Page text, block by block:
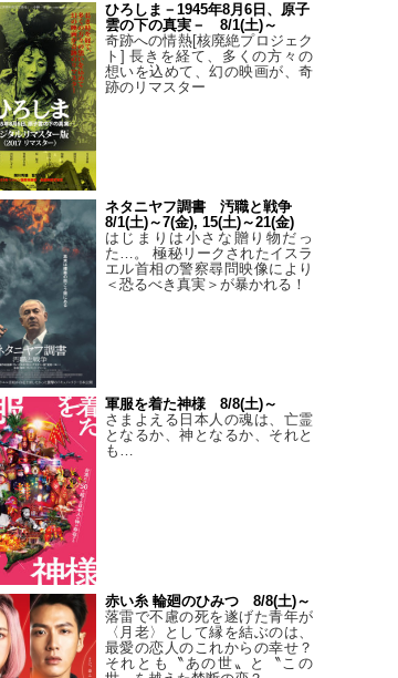
ひろしま－1945年8月6日、原子
雲の下の真実－ 8/1(土)～
奇跡への情熱[核廃絶プロジェク
ト] 長きを経て、多くの方々の
想いを込めて、幻の映画が、奇
跡のリマスター
ネタニヤフ調書 汚職と戦争
8/1(土)～7(金), 15(土)～21(金)
はじまりは小さな贈り物だっ
た…。 極秘リークされたイスラ
エル首相の警察尋問映像により
＜恐るべき真実＞が暴かれる！
軍服を着た神様 8/8(土)～
さまよえる日本人の魂は、亡霊
となるか、神となるか、それと
も…
赤い糸 輪廻のひみつ 8/8(土)～
落雷で不慮の死を遂げた青年が
〈月老〉として縁を結ぶのは、
最愛の恋人のこれからの幸せ？
それとも〝あの世〟と〝この